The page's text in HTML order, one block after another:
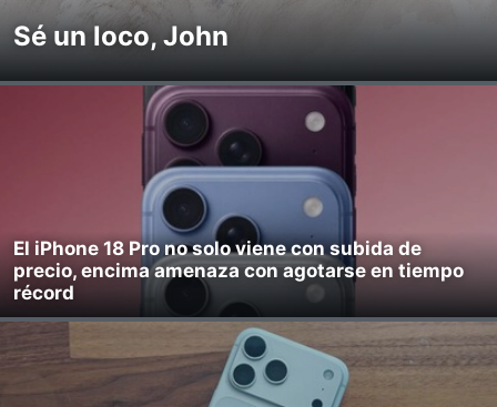
Sé un loco, John
El iPhone 18 Pro no solo viene con subida de
precio, encima amenaza con agotarse en tiempo
récord